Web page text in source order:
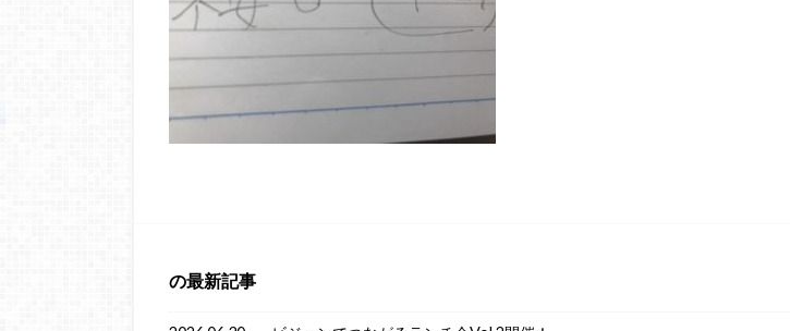
の最新記事